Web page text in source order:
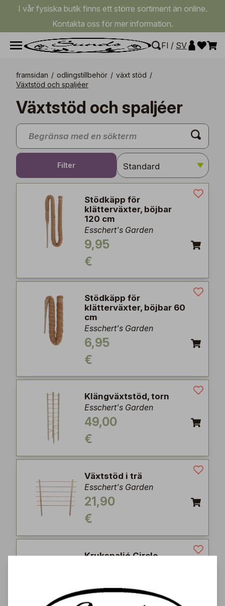
I vår fysiska butik finns ett större sortiment än online.
Kontakta oss för mer information.
FI / SV
framsidan / odlingstillbehör / växt stöd /
Växtstöd och spaljéer
Växtstöd och spaljéer
Filter
Stödkäpp för
klätterväxter, böjbar
120 cm
Esschert's Garden
9,95
€
Stödkäpp för
klätterväxter, böjbar 60
cm
Esschert's Garden
6,95
€
Klängväxtstöd, torn
Esschert's Garden
49,00
€
Växtstöd i trä
Esschert's Garden
21,90
€
Krukspaljé Circle
€